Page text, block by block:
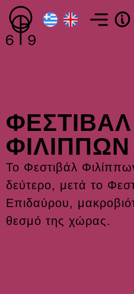
ΦΕΣΤΙΒΑΛ
ΦΙΛΙΠΠΩΝ
Το Φεστιβάλ
δεύτερο, μετά το
Επιδαύρου,
θεσμό της χώρας.